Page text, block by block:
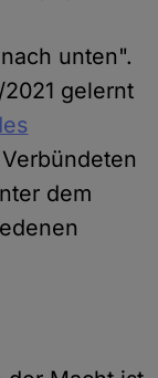
unten".
gelernt
dem